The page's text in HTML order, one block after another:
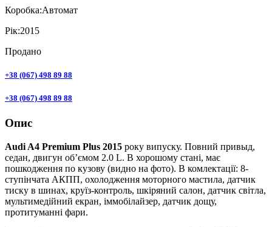
Коробка:Автомат
Рік:2015
Продано
+38 (067) 498 89 88
+38 (067) 498 89 88
Опис
Audi A4 Premium Plus 2015 року випуску. Повний привыд,
седан, двигун об’ємом 2.0 L. В хорошому стані, має
пошкодження по кузову (видно на фото). В комлектації: 8-
ступінчата АКПП, охолодження моторного мастила, датчик
тиску в шинах, круїз-контроль, шкіряний салон, датчик світла,
мультимедійний екран, іммобілайзер, датчик дощу,
протитуманні фари.